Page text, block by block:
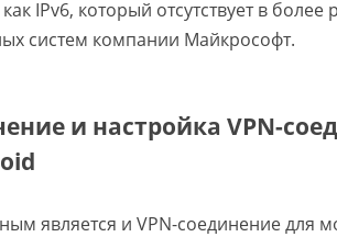
IPv6, который отсутствует в более
систем компании Майкрософт.
и настройка VPN-
является и VPN-соединение для